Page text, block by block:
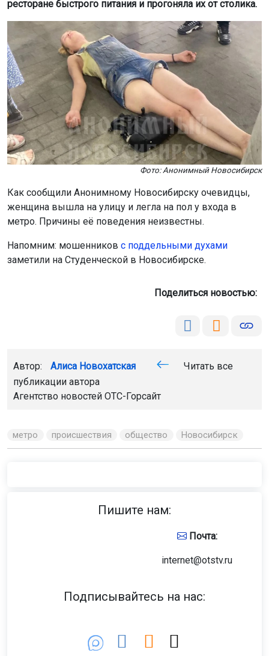
ресторане быстрого питания и прогоняла их от столика.
Фото: Анонимный Новосибирск
Как сообщили Анонимному Новосибирску очевидцы,
женщина вышла на улицу и легла на пол у входа в
метро. Причины её поведения неизвестны.
Напомним: мошенников с поддельными духами
заметили на Студенческой в Новосибирске.
Поделиться новостью:
Автор: Алиса Новохатская
Читать все
публикации автора
Агентство новостей ОТС-Горсайт
метро происшествия общество Новосибирск
Пишите нам:
Почта:
internet@otstv.ru
Подписывайтесь на нас: